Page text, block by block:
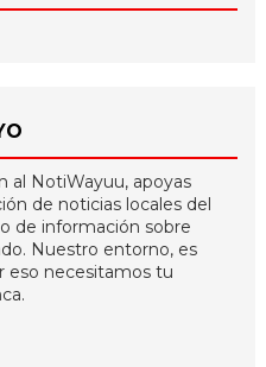
al NotiWayuu, apoyas
de noticias locales del
de información sobre
Nuestro entorno, es
eso necesitamos tu